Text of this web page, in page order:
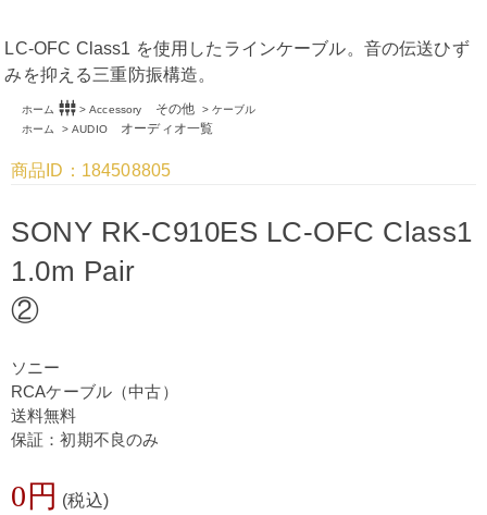
LC-OFC Class1 を使用したラインケーブル。音の伝送ひず
みを抑える三重防振構造。
ホーム >
settings_input_component Accessory その他 > ケーブル
ホーム
>AUDIOオーディオ一覧
商品ID：184508805
SONY RK-C910ES LC-OFC Class1
1.0m Pair
②
ソニー
RCAケーブル（中古）
送料無料
保証：初期不良のみ
0円 (税込)